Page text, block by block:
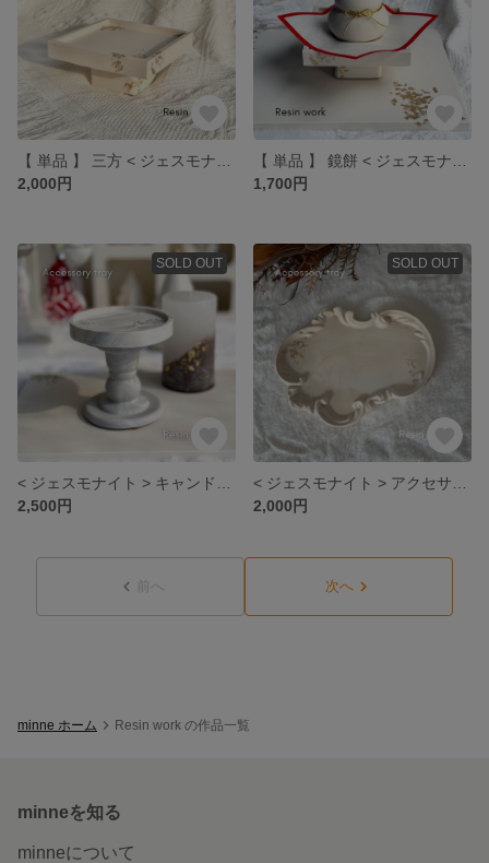
2,000円
1,700円
SOLD OUT
2,500円
SOLD OUT
2,000円
前へ 次へ
minne ホーム Resin work の作品一覧
minneを知る
minneについて